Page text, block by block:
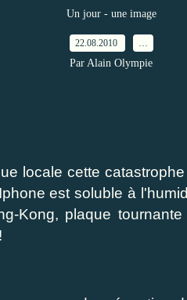
Un jour - une image
22.08.2010
Par Alain Olympie
locale cette
est soluble à
Kong, plaque